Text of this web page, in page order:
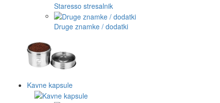
Staresso stresalnik
Druge znamke / dodatki
Kavne kapsule